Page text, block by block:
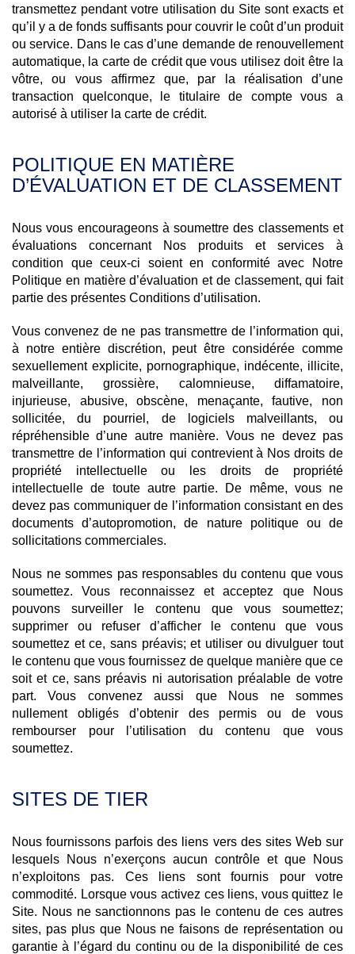
transmettez pendant votre utilisation du Site sont exacts et
qu’il y a de fonds suffisants pour couvrir le coût d’un produit
ou service. Dans le cas d’une demande de renouvellement
automatique, la carte de crédit que vous utilisez doit être la
vôtre, ou vous affirmez que, par la réalisation d’une
transaction quelconque, le titulaire de compte vous a
autorisé à utiliser la carte de crédit.
POLITIQUE EN MATIÈRE
D’ÉVALUATION ET DE CLASSEMENT
Nous vous encourageons à soumettre des classements et
évaluations concernant Nos produits et services à
condition que ceux-ci soient en conformité avec Notre
Politique en matière d’évaluation et de classement, qui fait
partie des présentes Conditions d’utilisation.
Vous convenez de ne pas transmettre de l’information qui,
à notre entière discrétion, peut être considérée comme
sexuellement explicite, pornographique, indécente, illicite,
malveillante, grossière, calomnieuse, diffamatoire,
injurieuse, abusive, obscène, menaçante, fautive, non
sollicitée, du pourriel, de logiciels malveillants, ou
répréhensible d’une autre manière. Vous ne devez pas
transmettre de l’information qui contrevient à Nos droits de
propriété intellectuelle ou les droits de propriété
intellectuelle de toute autre partie. De même, vous ne
devez pas communiquer de l’information consistant en des
documents d’autopromotion, de nature politique ou de
sollicitations commerciales.
Nous ne sommes pas responsables du contenu que vous
soumettez. Vous reconnaissez et acceptez que Nous
pouvons surveiller le contenu que vous soumettez;
supprimer ou refuser d’afficher le contenu que vous
soumettez et ce, sans préavis; et utiliser ou divulguer tout
le contenu que vous fournissez de quelque manière que ce
soit et ce, sans préavis ni autorisation préalable de votre
part. Vous convenez aussi que Nous ne sommes
nullement obligés d’obtenir des permis ou de vous
rembourser pour l’utilisation du contenu que vous
soumettez.
SITES DE TIER
Nous fournissons parfois des liens vers des sites Web sur
lesquels Nous n’exerçons aucun contrôle et que Nous
n’exploitons pas. Ces liens sont fournis pour votre
commodité. Lorsque vous activez ces liens, vous quittez le
Site. Nous ne sanctionnons pas le contenu de ces autres
sites, pas plus que Nous ne faisons de représentation ou
garantie à l’égard du continu ou de la disponibilité de ces